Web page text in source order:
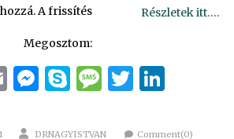
A frissítés
Részletek itt….
Megosztom:
EmailMessenger
Skype
Message
Twitter
Author
DRNAGYISTVAN Comment(0)